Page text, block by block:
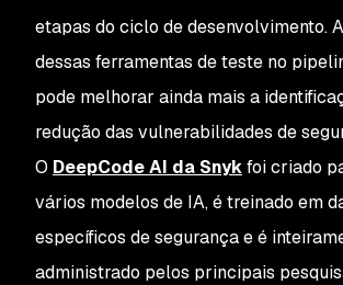
etapas do ciclo de desenvolvimento.
dessas ferramentas de teste no
pode melhorar ainda mais a
redução das vulnerabilidades de
O DeepCode AI da Snykfoi criado
vários modelos de IA, é treinado em
específicos de segurança e é
administrado pelos principais